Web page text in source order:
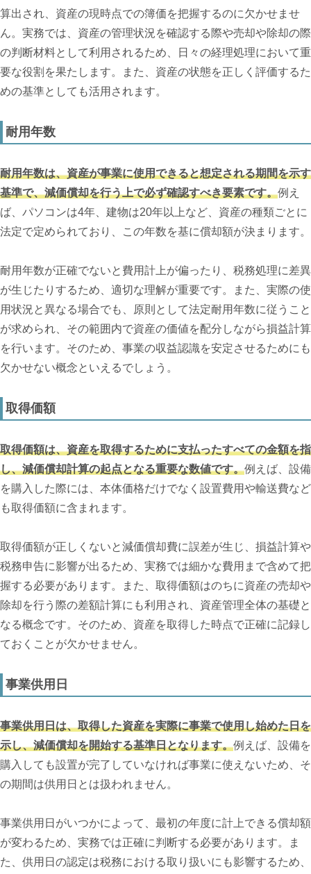
算出され、資産の現時点での簿価を把握するのに欠かせませ
ん。実務では、資産の管理状況を確認する際や売却や除却の際
の判断材料として利用されるため、日々の経理処理において重
要な役割を果たします。また、資産の状態を正しく評価するた
めの基準としても活用されます。
耐用年数
耐用年数は、資産が事業に使用できると想定される期間を示す
基準で、減価償却を行う上で必ず確認すべき要素です。例え
ば、パソコンは4年、建物は20年以上など、資産の種類ごとに
法定で定められており、この年数を基に償却額が決まります。
耐用年数が正確でないと費用計上が偏ったり、税務処理に差異
が生じたりするため、適切な理解が重要です。また、実際の使
用状況と異なる場合でも、原則として法定耐用年数に従うこと
が求められ、その範囲内で資産の価値を配分しながら損益計算
を行います。そのため、事業の収益認識を安定させるためにも
欠かせない概念といえるでしょう。
取得価額
取得価額は、資産を取得するために支払ったすべての金額を指
し、減価償却計算の起点となる重要な数値です。例えば、設備
を購入した際には、本体価格だけでなく設置費用や輸送費など
も取得価額に含まれます。
取得価額が正しくないと減価償却費に誤差が生じ、損益計算や
税務申告に影響が出るため、実務では細かな費用まで含めて把
握する必要があります。また、取得価額はのちに資産の売却や
除却を行う際の差額計算にも利用され、資産管理全体の基礎と
なる概念です。そのため、資産を取得した時点で正確に記録し
ておくことが欠かせません。
事業供用日
事業供用日は、取得した資産を実際に事業で使用し始めた日を
示し、減価償却を開始する基準日となります。例えば、設備を
購入しても設置が完了していなければ事業に使えないため、そ
の期間は供用日とは扱われません。
事業供用日がいつかによって、最初の年度に計上できる償却額
が変わるため、実務では正確に判断する必要があります。ま
た、供用日の認定は税務における取り扱いにも影響するため、